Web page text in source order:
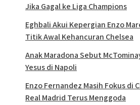
Jika Gagal ke Liga Champions
Eghbali Akui Kepergian Enzo
Titik Awal Kehancuran Chelsea
Anak Maradona Sebut
Yesus di Napoli
Enzo Fernandez Masih Fokus di
Real Madrid Terus Menggoda